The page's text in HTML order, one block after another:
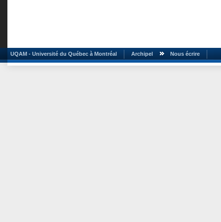
UQAM - Université du Québec à Montréal Archipel Nous écrire